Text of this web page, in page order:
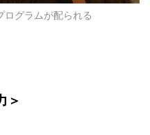
ログラムが配られる
＞